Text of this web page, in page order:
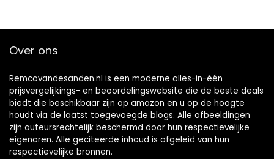
Over ons
Remcovandesanden.nl is een moderne alles-in-één
prijsvergelijkings- en beoordelingswebsite die de beste deals
biedt die beschikbaar zijn op amazon en u op de hoogte
houdt via de laatst toegevoegde blogs. Alle afbeeldingen
zijn auteursrechtelijk beschermd door hun respectievelijke
eigenaren. Alle geciteerde inhoud is afgeleid van hun
respectievelijke bronnen.